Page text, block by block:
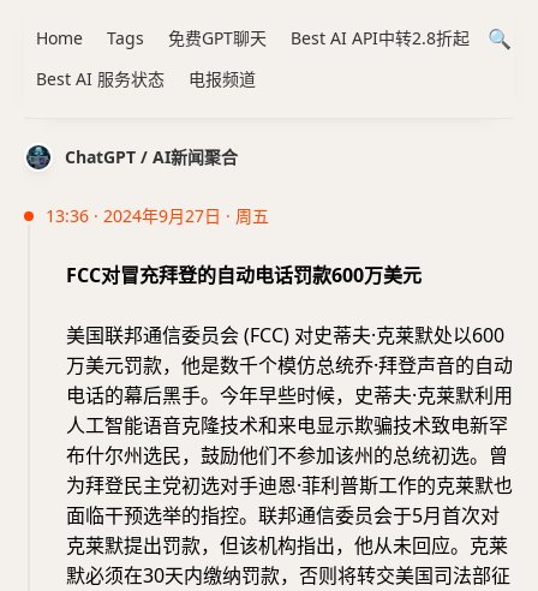
ChatGPT / AI新闻聚合
13:36 · 2024年9月27日 · 周五
FCC对冒充拜登的自动电话罚款600万美元
美国联邦通信委员会 (FCC) 对史蒂夫·克莱默处以600
万美元罚款，他是数千个模仿总统乔·拜登声音的自动
电话的幕后黑手。今年早些时候，史蒂夫·克莱默利用
人工智能语音克隆技术和来电显示欺骗技术致电新罕
布什尔州选民，鼓励他们不参加该州的总统初选。曾
为拜登民主党初选对手迪恩·菲利普斯工作的克莱默也
面临干预选举的指控。联邦通信委员会于5月首次对
克莱默提出罚款，但该机构指出，他从未回应。克莱
默必须在30天内缴纳罚款，否则将转交美国司法部征
Home Tags 免费GPT聊天
Best AI API中转2.8折起
Best AI 服务状态
电报频道